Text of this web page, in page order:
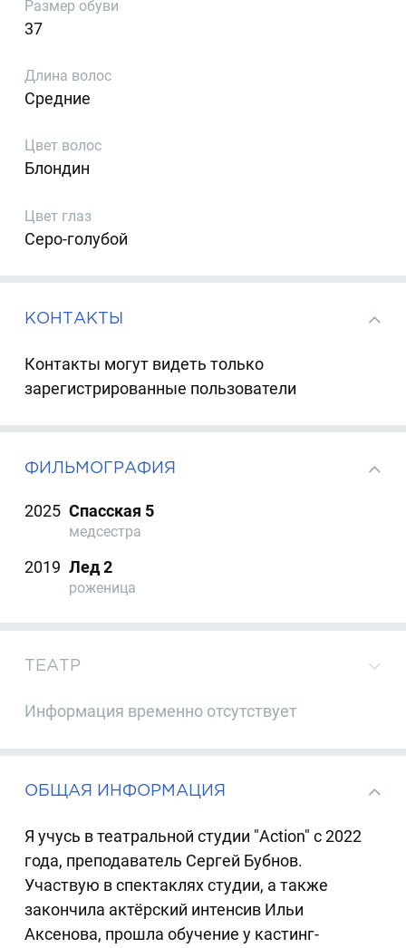
Размер обуви
37
Длина волос
Средние
Цвет волос
Блондин
Цвет глаз
Серо-голубой
КОНТАКТЫ
Контакты могут видеть только
зарегистрированные пользователи
ФИЛЬМОГРАФИЯ
2025 Спасская 5
медсестра
2019 Лед 2
роженица
ТЕАТР
Информация временно отсутствует
ОБЩАЯ ИНФОРМАЦИЯ
Я учусь в театральной студии "Action" с 2022
года, преподаватель Сергей Бубнов.
Участвую в спектаклях студии, а также
закончила актёрский интенсив Ильи
Аксенова, прошла обучение у кастинг-